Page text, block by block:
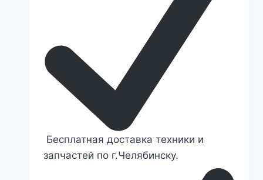
Бесплатная доставка техники и
запчастей по г.Челябинску.